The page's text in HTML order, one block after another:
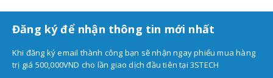
Đăng ký để nhận thông tin mới nhất
Khi đăng ký email thành công bạn sẽ nhận ngay phiếu mua hàng
trị giá 500,000VND cho lần giao dịch đầu tiên tại 3STECH